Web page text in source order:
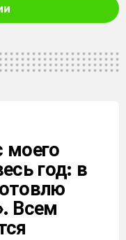
моего
год: в
Всем